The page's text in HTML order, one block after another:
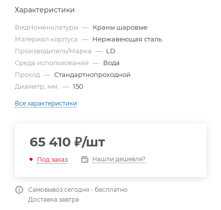
Характеристики
ВидНоменклатуры — Краны шаровые
Материал корпуса — Нержавеющая сталь
Производитель/Марка — LD
Среда использования — Вода
Проход — Стандартнопроходной
Диаметр, мм. — 150
Все характеристики
65 410 ₽/шт
Под заказ Нашли дешевле?
Самовывоз сегодня - бесплатно
Доставка завтра